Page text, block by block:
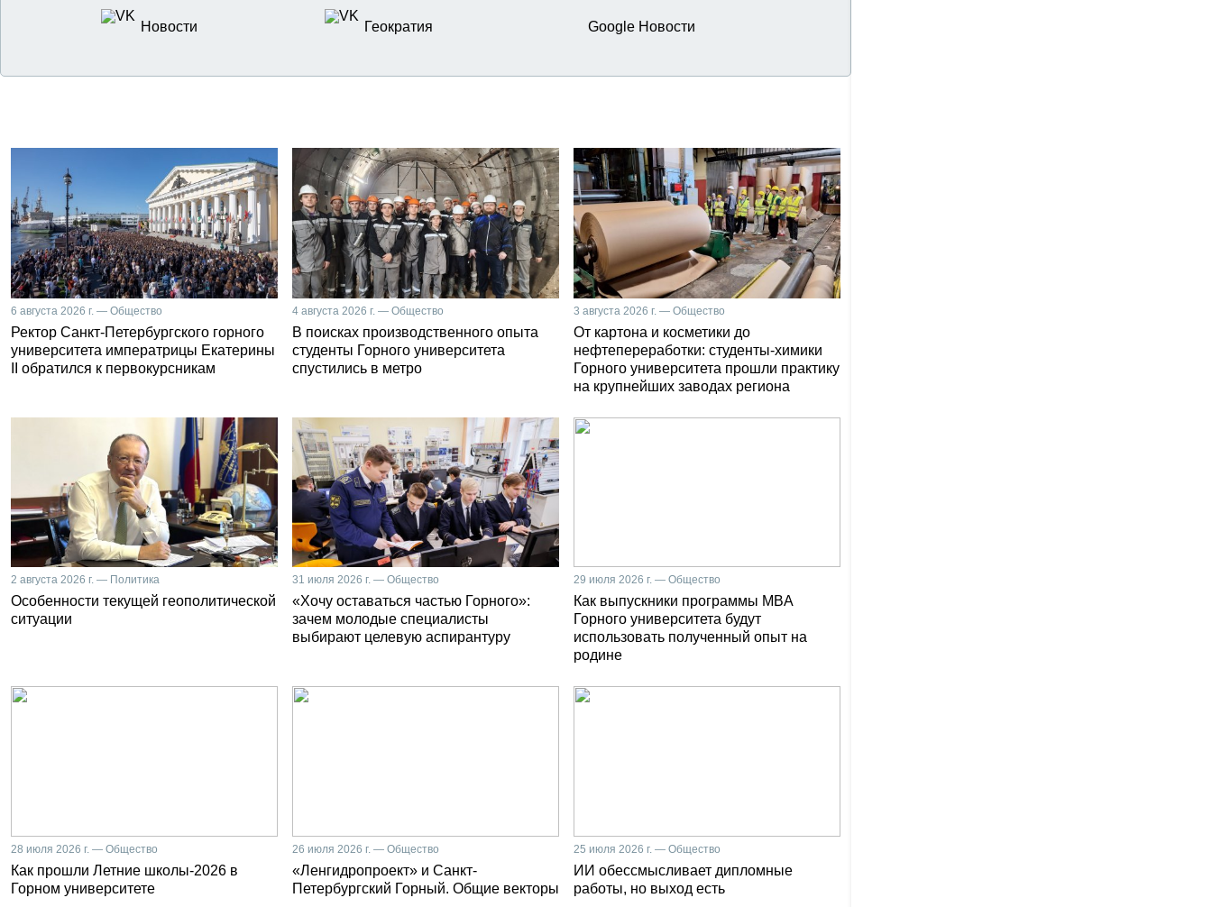
Новости Геократия Google Новости
6 августа 2026 г. — Общество
Ректор Санкт-Петербургского горного
университета императрицы Екатерины
II обратился к первокурсникам
4 августа 2026 г. — Общество
В поисках производственного опыта
студенты Горного университета
спустились в метро
3 августа 2026 г. — Общество
От картона и косметики до
нефтепереработки: студенты-химики
Горного университета прошли практику
на крупнейших заводах региона
2 августа 2026 г. — Политика
Особенности текущей геополитической
ситуации
31 июля 2026 г. — Общество
«Хочу оставаться частью Горного»:
зачем молодые специалисты
выбирают целевую аспирантуру
29 июля 2026 г. — Общество
Как выпускники программы MBA
Горного университета будут
использовать полученный опыт на
родине
28 июля 2026 г. — Общество
Как прошли Летние школы-2026 в
Горном университете
26 июля 2026 г. — Общество
«Ленгидропроект» и Санкт-
Петербургский Горный. Общие векторы
25 июля 2026 г. — Общество
ИИ обессмысливает дипломные
работы, но выход есть